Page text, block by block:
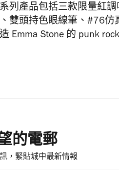
列產品包括三款限量紅
雙頭持色眼線筆、#76
Emma Stone 的 punk
的電郵
，緊貼城中最新情報